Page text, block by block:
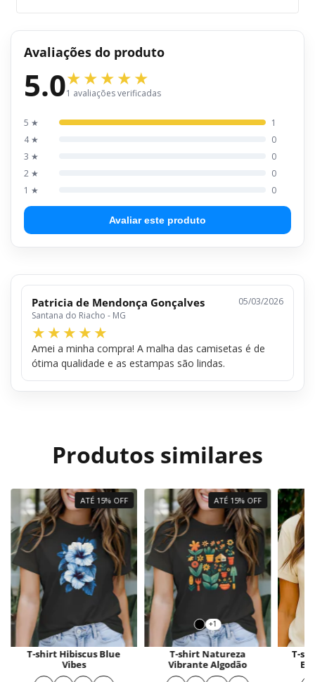
Avaliações do produto
5.01 avaliações verificadas
5 ★
1
4 ★
0
3 ★
0
2 ★
0
1 ★
0
Avaliar este produto
Patricia de Mendonça Gonçalves
Santana do Riacho - MG
05/03/2026
Amei a minha compra! A malha das camisetas é de
ótima qualidade e as estampas são lindas.
Produtos similares
ATÉ 15% OFF
T-shirt Hibiscus Blue
Vibes
ATÉ 15% OFF
+1
T-shirt Natureza
Vibrante Algodão
T-